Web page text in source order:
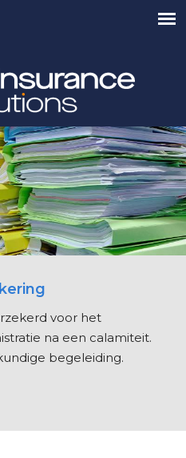
voor het
na een calamiteit.
begeleiding.